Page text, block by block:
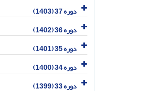
دوره 37 (1403)
دوره 36 (1402)
دوره 35 (1401)
دوره 34 (1400)
دوره 33 (1399)